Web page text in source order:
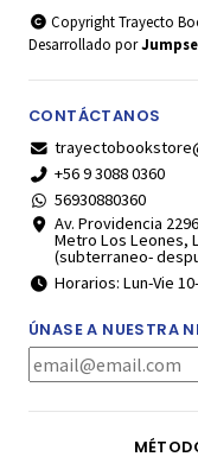
Copyright Trayecto
Desarrollado por
CONTÁCTANOS
+56 9 3088 0360
56930880360
Av. Providencia
Metro Los Leones,
(subterraneo-
Horarios: Lun-Vie
ÚNASE A NUESTRA